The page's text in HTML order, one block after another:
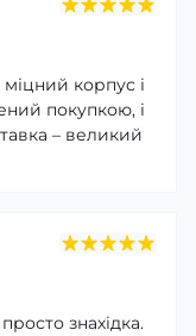
корпус і
покупкою, і
– великий
знахідка.